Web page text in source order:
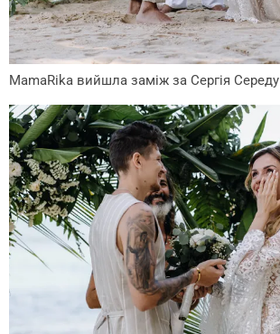
MamaRika вийшла заміж за Сергія Середу